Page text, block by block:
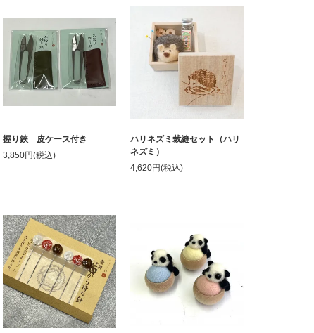
握り鋏 皮ケース付き
3,850円(税込)
ハリネズミ裁縫セット（ハリ
ネズミ）
4,620円(税込)